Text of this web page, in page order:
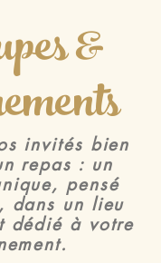
&
invités bien
repas : un
pensé
dans un lieu
dédié à votre